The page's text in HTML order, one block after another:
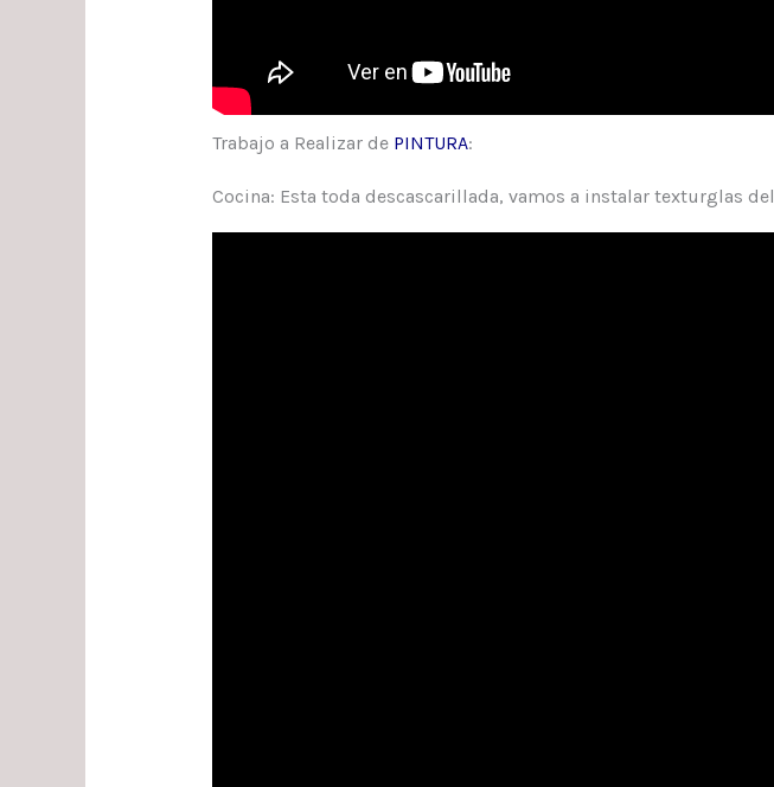
Trabajo a Realizar de PINTURA:
Cocina: Esta toda descascarillada, vamos a instalar texturglas